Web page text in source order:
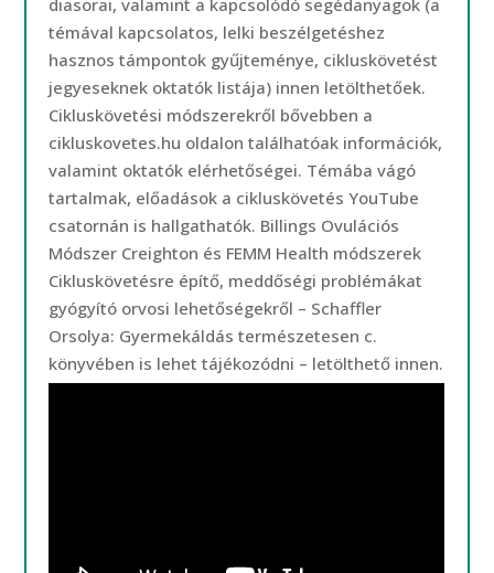
diasorai, valamint a kapcsolódó segédanyagok (a
témával kapcsolatos, lelki beszélgetéshez
hasznos támpontok gyűjteménye, cikluskövetést
jegyeseknek oktatók listája) innen letölthetőek.
Cikluskövetési módszerekről bővebben a
cikluskovetes.hu oldalon találhatóak információk,
valamint oktatók elérhetőségei. Témába vágó
tartalmak, előadások a cikluskövetés YouTube
csatornán is hallgathatók. Billings Ovulációs
Módszer Creighton és FEMM Health módszerek
Cikluskövetésre építő, meddőségi problémákat
gyógyító orvosi lehetőségekről – Schaffler
Orsolya: Gyermekáldás természetesen c.
könyvében is lehet tájékozódni – letölthető innen.